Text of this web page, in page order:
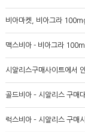
비아마켓, 비아그라
맥스비아 - 비아그라
시알리스구매사이트에서
골드비아 – 시알리스 구매
럭스비아 – 시알리스 구매